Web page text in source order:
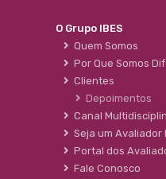
O Grupo IBES
Quem Somos
Por Que Somos
Clientes
Depoimentos
Canal
Seja um Avaliador
Portal dos
Fale Conosco